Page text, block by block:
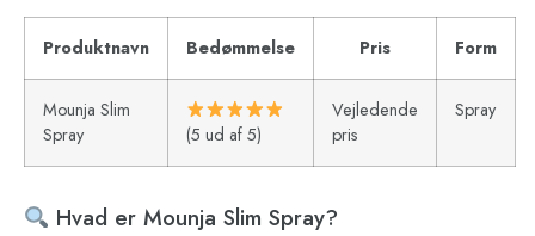
Produktnavn Bedømmelse Pris Form
Mounja Slim
Spray
(5 ud af 5)
Vejledende
pris
Spray
Hvad er Mounja Slim Spray?